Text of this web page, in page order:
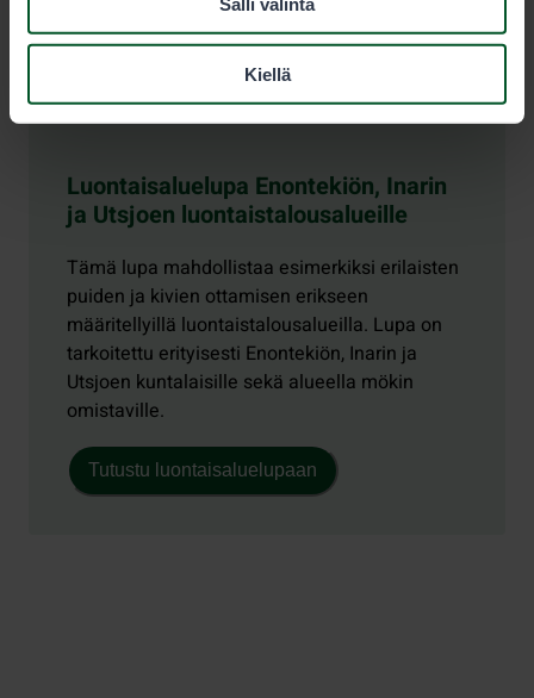
Kiellä
Luontaisaluelupa Enontekiön, Inarin
ja Utsjoen luontaistalousalueille
Tämä lupa mahdollistaa esimerkiksi erilaisten
puiden ja kivien ottamisen erikseen
määritellyillä luontaistalousalueilla. Lupa on
tarkoitettu erityisesti Enontekiön, Inarin ja
Utsjoen kuntalaisille sekä alueella mökin
omistaville.
Tutustu luontaisaluelupaan